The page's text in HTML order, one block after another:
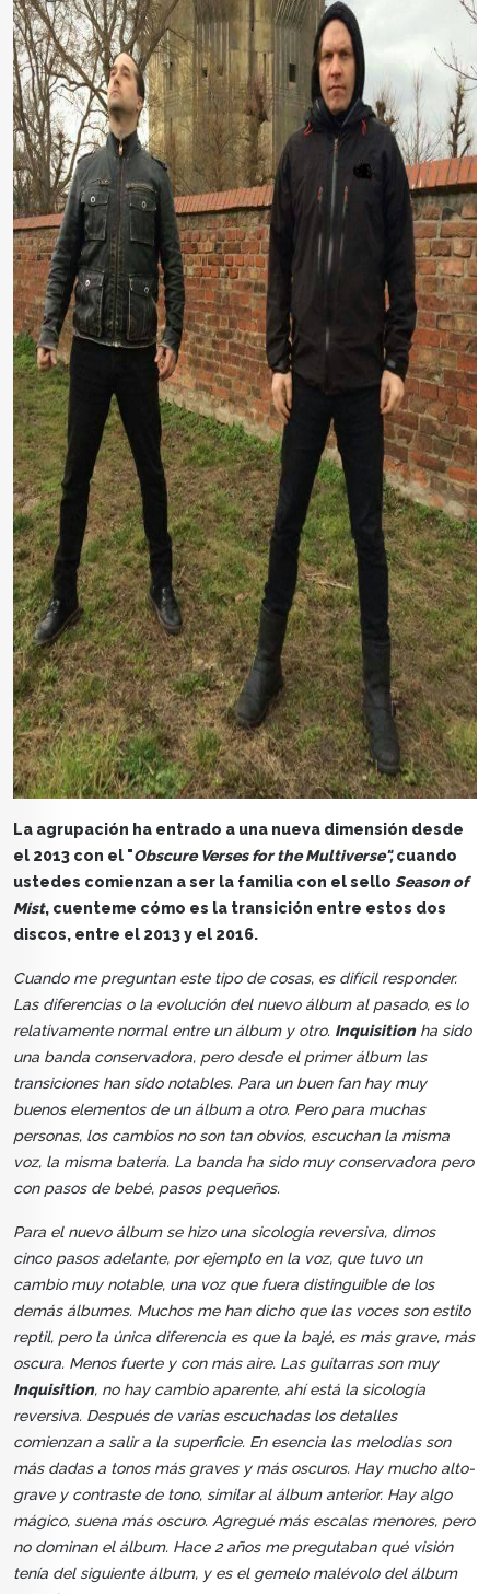
La agrupación ha entrado a una nueva dimensión desde
el 2013 con el "Obscure Verses for the Multiverse",cuando
ustedes comienzan a ser la familia con el sello Season of
Mist, cuenteme cómo es la transición entre estos dos
discos, entre el 2013 y el 2016.
Cuando me preguntan este tipo de cosas, es difícil responder.
Las diferencias o la evolución del nuevo álbum al pasado, es lo
relativamente normal entre un álbum y otro. Inquisitionha sido
una banda conservadora, pero desde el primer álbum las
transiciones han sido notables. Para un buen fan hay muy
buenos elementos de un álbum a otro. Pero para muchas
personas, los cambios no son tan obvios, escuchan la misma
voz, la misma batería. La banda ha sido muy conservadora pero
con pasos de bebé, pasos pequeños.
Para el nuevo álbum se hizo una sicología reversiva, dimos
cinco pasos adelante, por ejemplo en la voz, que tuvo un
cambio muy notable, una voz que fuera distinguible de los
demás álbumes. Muchos me han dicho que las voces son estilo
reptil, pero la única diferencia es que la bajé, es más grave, más
oscura. Menos fuerte y con más aire. Las guitarras son muy
Inquisition, no hay cambio aparente, ahí está la sicología
reversiva. Después de varias escuchadas los detalles
comienzan a salir a la superficie. En esencia las melodías son
más dadas a tonos más graves y más oscuros. Hay mucho alto-
grave y contraste de tono, similar al álbum anterior. Hay algo
mágico, suena más oscuro. Agregué más escalas menores, pero
no dominan el álbum. Hace 2 años me pregutaban qué visión
tenía del siguiente álbum, y es el gemelo malévolo del álbum